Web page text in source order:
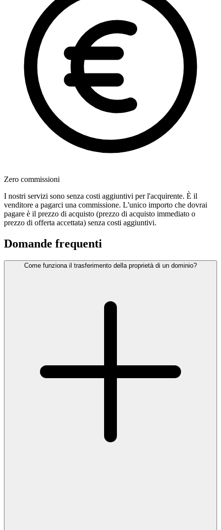
Zero commissioni
I nostri servizi sono senza costi aggiuntivi per l'acquirente. È il
venditore a pagarci una commissione. L'unico importo che dovrai
pagare è il prezzo di acquisto (prezzo di acquisto immediato o
prezzo di offerta accettata) senza costi aggiuntivi.
Domande frequenti
Come funziona il trasferimento della proprietà di un dominio?